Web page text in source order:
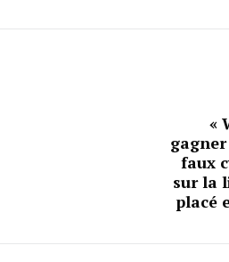
«
faux
sur la
placé